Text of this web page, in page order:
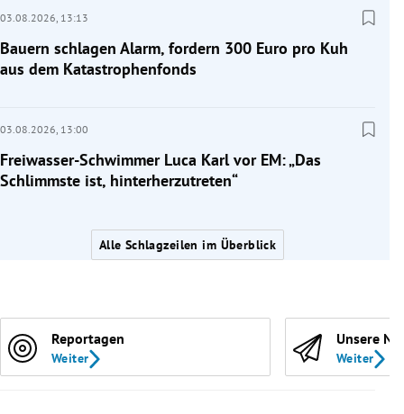
03.08.2026, 13:13
Bauern schlagen Alarm, fordern 300 Euro pro Kuh
aus dem Katastrophenfonds
03.08.2026, 13:00
Freiwasser-Schwimmer Luca Karl vor EM: „Das
Schlimmste ist, hinterherzutreten“
Alle Schlagzeilen im Überblick
Reportagen
Weiter
Unsere
Weiter